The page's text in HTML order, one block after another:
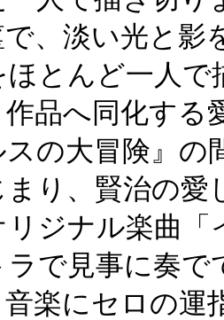
、淡い光と影
ほとんど一人
品へ同化する
の大冒険』の
り、賢治の
リジナル楽曲
ラで見事に奏
楽にセロの運